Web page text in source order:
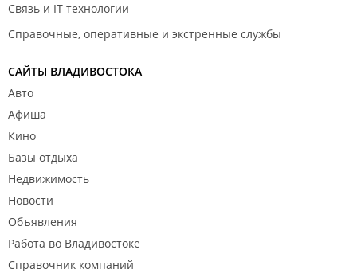
Связь и IT технологии
Справочные, оперативные и экстренные службы
САЙТЫ ВЛАДИВОСТОКА
Авто
Афиша
Кино
Базы отдыха
Недвижимость
Новости
Объявления
Работа во Владивостоке
Справочник компаний